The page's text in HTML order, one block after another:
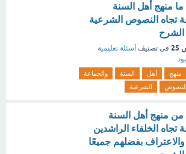
: ما منهج أهل السنة
تجاه النصوص الشرعية
في تصنيف أسئلة تعليمية
منهج أهل السنة
والجماعة
النصوص الشرعية
: من منهج أهل السنة
تجاه الخلفاء الراشدين
بفضلهم جميعًا